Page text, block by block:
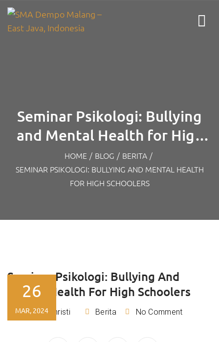
Seminar Psikologi: Bullying
and Mental Health for High
Schoolers
HOME / BLOG / BERITA /
SEMINAR PSIKOLOGI: BULLYING AND MENTAL HEALTH
FOR HIGH SCHOOLERS
Seminar Psikologi: Bullying And
Mental Health For High Schoolers
By Lydia Christi Berita No Comment
26
MAR, 2024